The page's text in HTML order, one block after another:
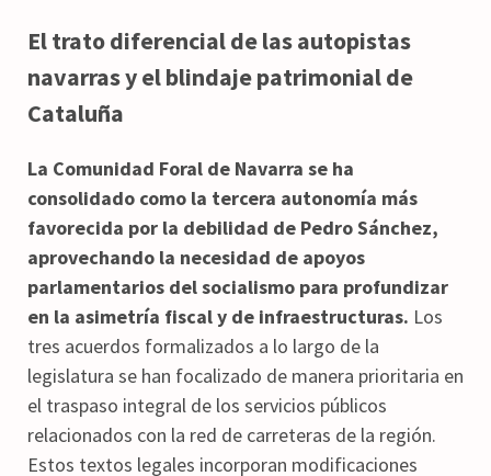
El trato diferencial de las autopistas
navarras y el blindaje patrimonial de
Cataluña
La Comunidad Foral de Navarra se ha
consolidado como la tercera autonomía más
favorecida por la debilidad de Pedro Sánchez,
aprovechando la necesidad de apoyos
parlamentarios del socialismo para profundizar
en la asimetría fiscal y de infraestructuras. Los
tres acuerdos formalizados a lo largo de la
legislatura se han focalizado de manera prioritaria en
el traspaso integral de los servicios públicos
relacionados con la red de carreteras de la región.
Estos textos legales incorporan modificaciones